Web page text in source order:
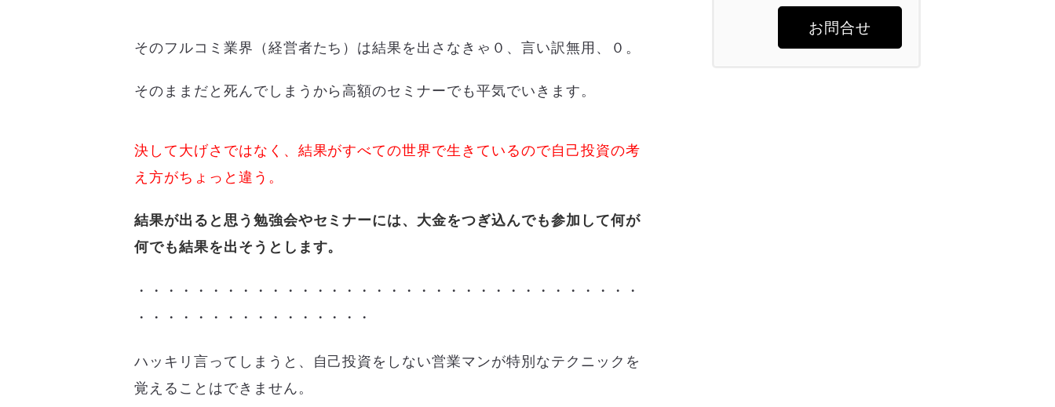
そのフルコミ業界（経営者たち）は結果を出さなきゃ０、言い訳無用、０。
そのままだと死んでしまうから高額のセミナーでも平気でいきます。
決して大げさではなく、結果がすべての世界で生きているので自己投資の考
え方がちょっと違う。
結果が出ると思う勉強会やセミナーには、大金をつぎ込んでも参加して何が
何でも結果を出そうとします。
・・・・・・・・・・・・・・・・・・・・・・・・・・・・・・・・・・
・・・・・・・・・・・・・・・・
ハッキリ言ってしまうと、自己投資をしない営業マンが特別なテクニックを
覚えることはできません。
お問合せ